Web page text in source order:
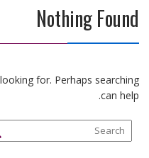
Nothing Found
for. Perhaps searching
can help.